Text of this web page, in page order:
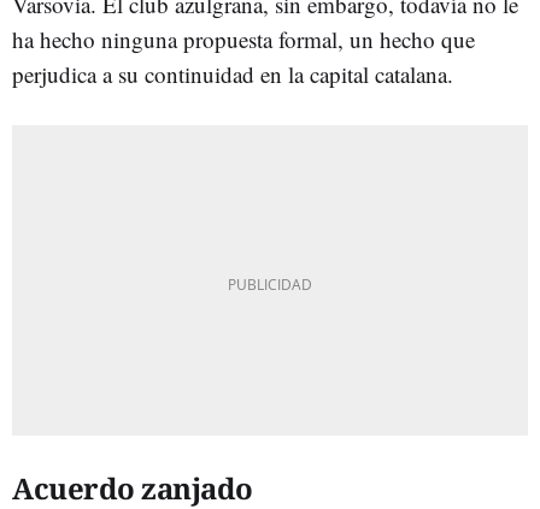
ha hecho ninguna propuesta formal, un hecho que
perjudica a su continuidad en la capital catalana.
Acuerdo zanjado